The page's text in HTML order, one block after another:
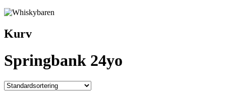
Kurv
Springbank 24yo